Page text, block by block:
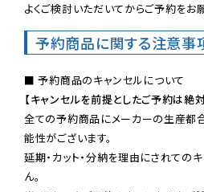
よくご検討いただいてからご予約をお
予約商品に関する注意事
【キャンセルを前提としたご予約は絶
全ての予約商品にメーカーの生産都合
能性がございます。
延期・カット・分納を理由にされての
ん。